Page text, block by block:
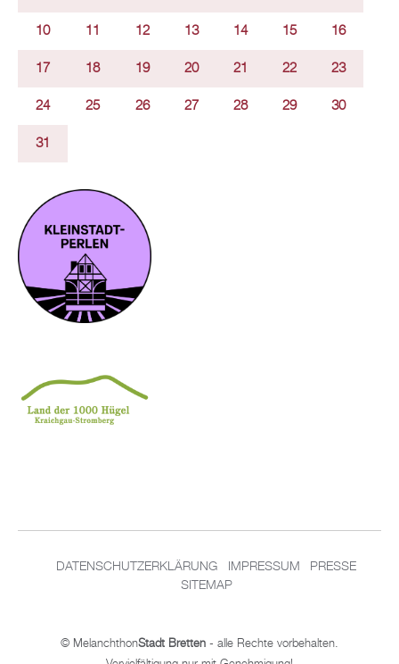
10 11 12 13 14 15 16
17 18 19 20 21 22 23
24 25 26 27 28 29 30
31
DA­TEN­SCHUT­Z­ER­KLÄ­RUNG IM­PRES­SUM
PRES­SE
SITEMAP
© Me­lan­chthonStadt Brett­en - alle Rech­te vor­be­hal­ten.